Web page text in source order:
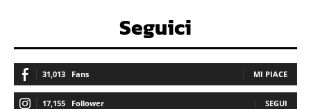
Seguici
31,013 Fans MI PIACE
17,155 Follower SEGUI